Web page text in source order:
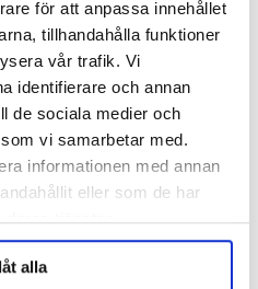
för att anpassa innehållet
tillhandahålla funktioner
vår trafik. Vi
identifierare och annan
de sociala medier och
vi samarbetar med.
informationen med annan
eller som de har
deras tjänster.
alla
PRODUCTS